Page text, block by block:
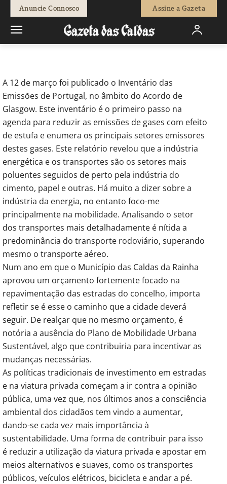
Anuncie Connosco Assine a Gazeta
Redação - 1 de Abril, 2021 0
A 12 de março foi publicado o Inventário das
Emissões de Portugal, no âmbito do Acordo de
Glasgow. Este inventário é o primeiro passo na
agenda para reduzir as emissões de gases com efeito
de estufa e enumera os principais setores emissores
destes gases. Este relatório revelou que a indústria
energética e os transportes são os setores mais
poluentes seguidos de perto pela indústria do
cimento, papel e outras. Há muito a dizer sobre a
indústria da energia, no entanto foco-me
principalmente na mobilidade. Analisando o setor
dos transportes mais detalhadamente é nítida a
predominância do transporte rodoviário, superando
mesmo o transporte aéreo.
Num ano em que o Município das Caldas da Rainha
aprovou um orçamento fortemente focado na
repavimentação das estradas do concelho, importa
refletir se é esse o caminho que a cidade deverá
seguir. De realçar que no mesmo orçamento, é
notória a ausência do Plano de Mobilidade Urbana
Sustentável, algo que contribuiria para incentivar as
mudanças necessárias.
As políticas tradicionais de investimento em estradas
e na viatura privada começam a ir contra a opinião
pública, uma vez que, nos últimos anos a consciência
ambiental dos cidadãos tem vindo a aumentar,
dando-se cada vez mais importância à
sustentabilidade. Uma forma de contribuir para isso
é reduzir a utilização da viatura privada e apostar em
meios alternativos e suaves, como os transportes
públicos, veículos elétricos, bicicleta e andar a pé.